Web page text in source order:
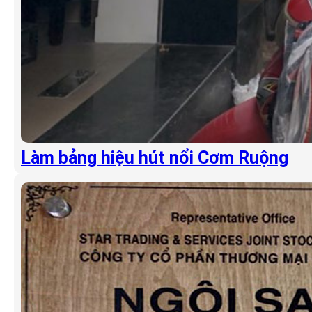
Làm bảng hiệu hút nổi Cơm Ruộng